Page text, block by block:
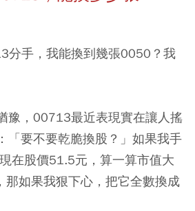
分手，我能換到幾張0050？我
豫，00713最近表現實在讓人搖
「要不要乾脆換股？」如果我手
在股價51.5元，算一算市值大
如果我狠下心，把它全數換成